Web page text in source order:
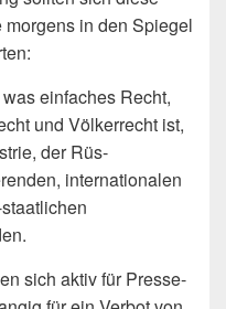
in den Spiegel
einfaches Recht,
und Völkerrecht ist,
der Rüs­
internationalen
sich aktiv für Presse-